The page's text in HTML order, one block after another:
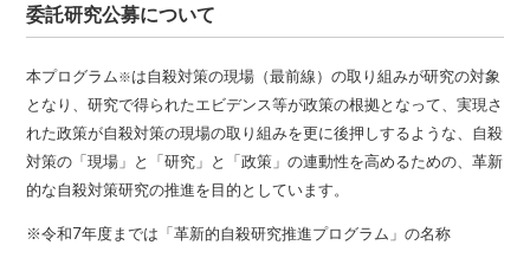
委託研究公募について
本プログラム※は自殺対策の現場（最前線）の取り組みが研究の対象
となり、研究で得られたエビデンス等が政策の根拠となって、実現さ
れた政策が自殺対策の現場の取り組みを更に後押しするような、自殺
対策の「現場」と「研究」と「政策」の連動性を高めるための、革新
的な自殺対策研究の推進を目的としています。
※令和7年度までは「革新的自殺研究推進プログラム」の名称